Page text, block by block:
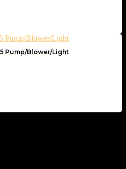
Pump/Blower/Light